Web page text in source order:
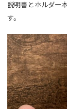
説明書とホルダー
す。